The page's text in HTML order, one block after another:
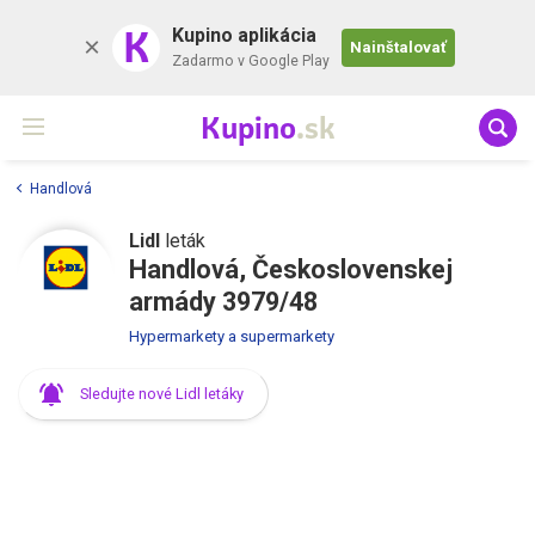
K Kupino aplikácia
Zadarmo v Google Play
Nainštalovať
Kupino.sk
Handlová
Lidl leták
Handlová, Československej
armády 3979/48
Hypermarkety a supermarkety
Sledujte nové Lidl letáky